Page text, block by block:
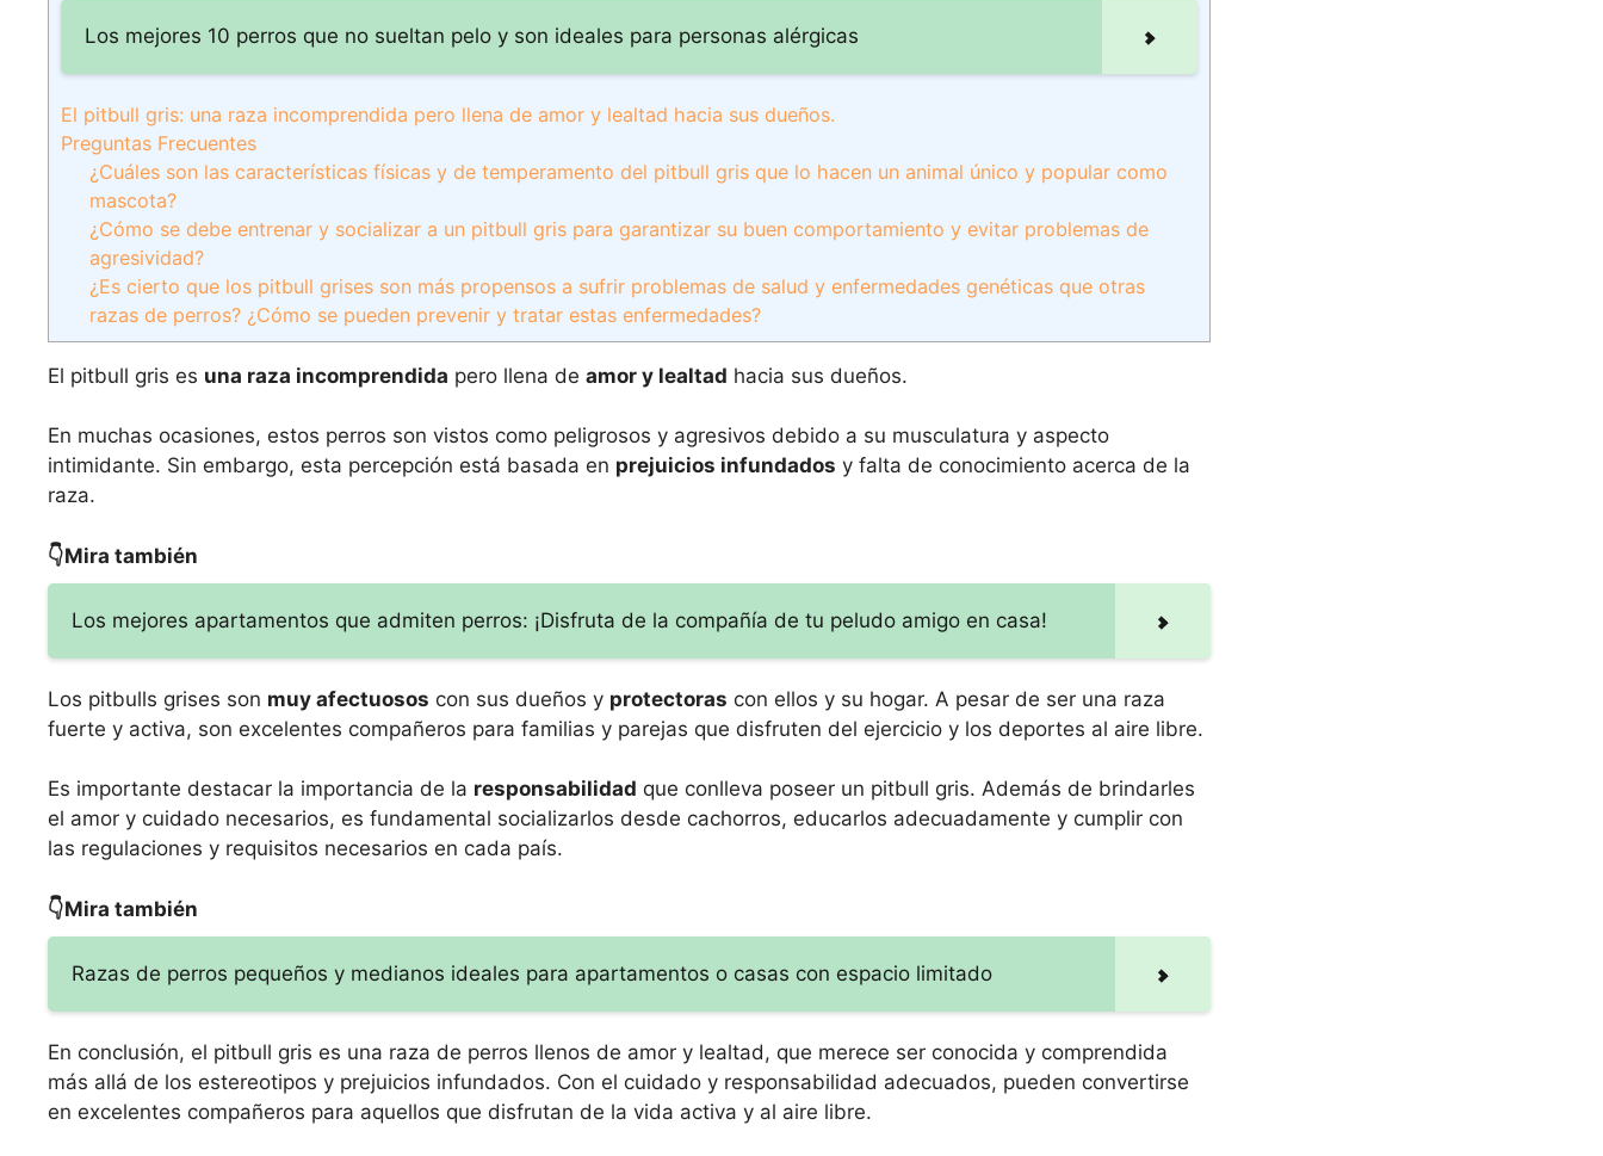
Los mejores 10 perros que no sueltan pelo y son ideales para personas alérgicas
El pitbull gris: una raza incomprendida pero llena de amor y lealtad hacia sus dueños.
Preguntas Frecuentes
¿Cuáles son las características físicas y de temperamento del pitbull gris que lo hacen un animal único y popular como
mascota?
¿Cómo se debe entrenar y socializar a un pitbull gris para garantizar su buen comportamiento y evitar problemas de
agresividad?
¿Es cierto que los pitbull grises son más propensos a sufrir problemas de salud y enfermedades genéticas que otras
razas de perros? ¿Cómo se pueden prevenir y tratar estas enfermedades?
El pitbull gris es una raza incomprendida pero llena de amor y lealtad hacia sus dueños.
En muchas ocasiones, estos perros son vistos como peligrosos y agresivos debido a su musculatura y aspecto
intimidante. Sin embargo, esta percepción está basada en prejuicios infundados y falta de conocimiento acerca de la
raza.
👇Mira también
Los mejores apartamentos que admiten perros: ¡Disfruta de la compañía de tu peludo amigo en casa!
Los pitbulls grises son muy afectuosos con sus dueños y protectoras con ellos y su hogar. A pesar de ser una raza
fuerte y activa, son excelentes compañeros para familias y parejas que disfruten del ejercicio y los deportes al aire libre.
Es importante destacar la importancia de la responsabilidad que conlleva poseer un pitbull gris. Además de brindarles
el amor y cuidado necesarios, es fundamental socializarlos desde cachorros, educarlos adecuadamente y cumplir con
las regulaciones y requisitos necesarios en cada país.
👇Mira también
Razas de perros pequeños y medianos ideales para apartamentos o casas con espacio limitado
En conclusión, el pitbull gris es una raza de perros llenos de amor y lealtad, que merece ser conocida y comprendida
más allá de los estereotipos y prejuicios infundados. Con el cuidado y responsabilidad adecuados, pueden convertirse
en excelentes compañeros para aquellos que disfrutan de la vida activa y al aire libre.